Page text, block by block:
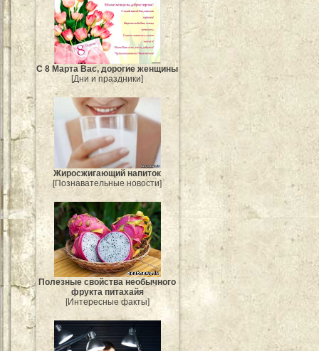
С 8 Марта Вас, дорогие женщины
[Дни и праздники]
Жиросжигающий напиток
[Познавательные новости]
Полезные свойства необычного
фрукта питахайя
[Интересные факты]